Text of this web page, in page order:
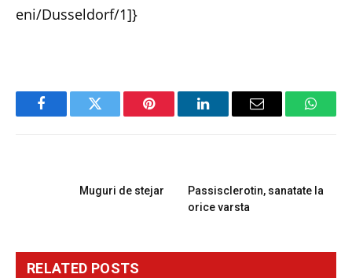
eni/Dusseldorf/1]}
FacebookTwitter Pinterest LinkedInEmail
Muguri de stejar
Passisclerotin, sanatate la
orice varsta
RELATED POSTS